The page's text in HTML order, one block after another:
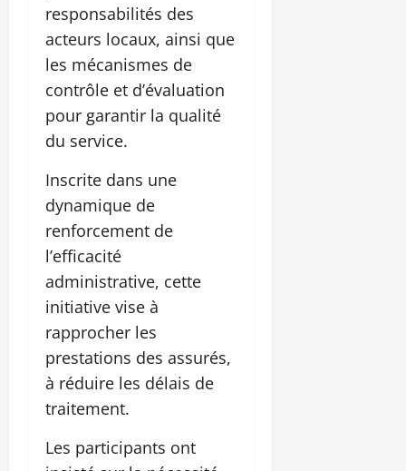
responsabilités des
acteurs locaux, ainsi que
les mécanismes de
contrôle et d’évaluation
pour garantir la qualité
du service.
Inscrite dans une
dynamique de
renforcement de
l’efficacité
administrative, cette
initiative vise à
rapprocher les
prestations des assurés,
à réduire les délais de
traitement.
Les participants ont